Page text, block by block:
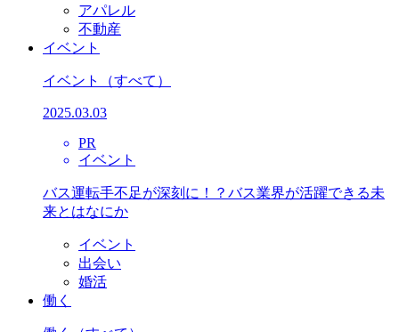
アパレル
不動産
イベント
イベント （すべて）
2025.03.03
PR
イベント
バス運転手不足が深刻に！？バス業界が活躍できる未
来とはなにか
イベント
出会い
婚活
働く